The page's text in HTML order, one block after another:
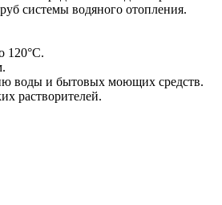
системы водяного отопления.
120°С.
воды и бытовых моющих средств.
растворителей.